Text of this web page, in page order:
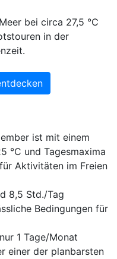
bei circa 27,5 °C
in der
ist mit einem
°C und Tagesmaxima
Aktivitäten im Freien
8,5 Std./Tag
Bedingungen für
1 Tage/Monat
einer der planbarsten